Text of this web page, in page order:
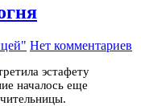
Нет комментариев
эстафету
началось еще